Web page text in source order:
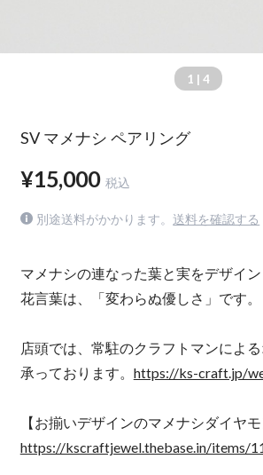
1 | 4
SV マメナシ ペアリング
¥15,000 税込
別途送料がかかります。 送料を確認する
マメナシの連なった葉と実をデザイン
花言葉は、「変わらぬ優しさ」です。
店頭では、常駐のクラフトマンによ
承っております。 https://ks-craft.jp/
【お揃いデザインのマメナシダイヤ
https://kscraftjewel.thebase.in/items/